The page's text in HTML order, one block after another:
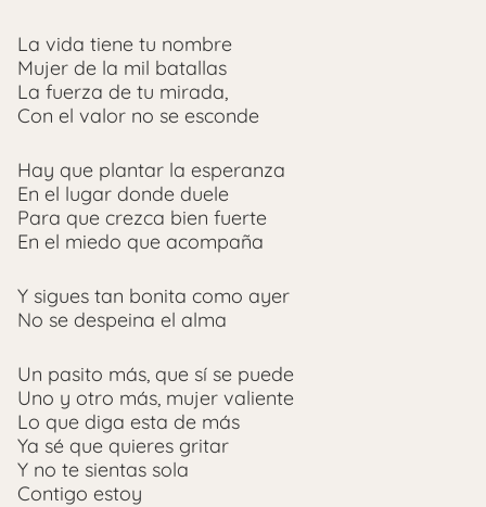
La vida tiene tu nombre
Mujer de la mil batallas
La fuerza de tu mirada,
Con el valor no se esconde
Hay que plantar la esperanza
En el lugar donde duele
Para que crezca bien fuerte
En el miedo que acompaña
Y sigues tan bonita como ayer
No se despeina el alma
Un pasito más, que sí se puede
Uno y otro más, mujer valiente
Lo que diga esta de más
Ya sé que quieres gritar
Y no te sientas sola
Contigo estoy